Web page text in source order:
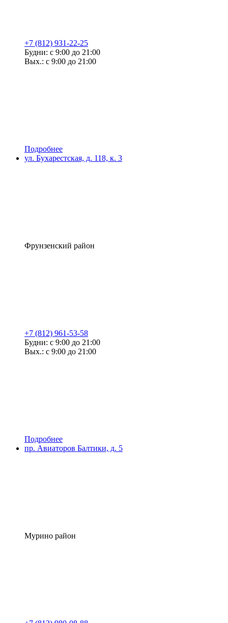
+7 (812) 931-22-25
Будни: с 9:00 до 21:00
Вых.: с 9:00 до 21:00
Подробнее
ул. Бухарестская, д. 118, к. 3
Фрунзенский район
+7 (812) 961-53-58
Будни: с 9:00 до 21:00
Вых.: с 9:00 до 21:00
Подробнее
пр. Авиаторов Балтики, д. 5
Мурино район